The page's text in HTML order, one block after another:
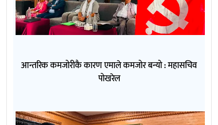
आन्तरिक कमजोरीकै कारण एमाले कमजोर बन्यो : महासचिव
पोखरेल